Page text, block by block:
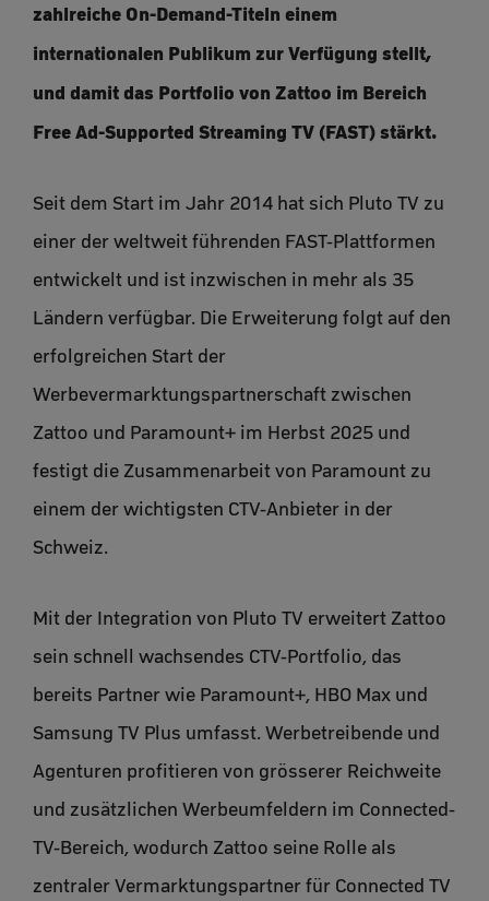
zahlreiche On-Demand-Titeln einem
internationalen Publikum zur Verfügung stellt,
und damit das Portfolio von Zattoo im Bereich
Free Ad-Supported Streaming TV (FAST) stärkt.
Seit dem Start im Jahr 2014 hat sich Pluto TV zu
einer der weltweit führenden FAST-Plattformen
entwickelt und ist inzwischen in mehr als 35
Ländern verfügbar. Die Erweiterung folgt auf den
erfolgreichen Start der
Werbevermarktungspartnerschaft zwischen
Zattoo und Paramount+ im Herbst 2025 und
festigt die Zusammenarbeit von Paramount zu
einem der wichtigsten CTV-Anbieter in der
Schweiz.
Mit der Integration von Pluto TV erweitert Zattoo
sein schnell wachsendes CTV-Portfolio, das
bereits Partner wie Paramount+, HBO Max und
Samsung TV Plus umfasst. Werbetreibende und
Agenturen profitieren von grösserer Reichweite
und zusätzlichen Werbeumfeldern im Connected-
TV-Bereich, wodurch Zattoo seine Rolle als
zentraler Vermarktungspartner für Connected TV